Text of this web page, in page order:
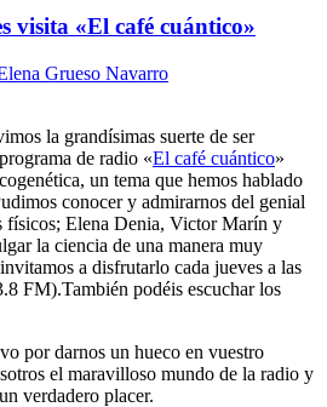
visita «El café cuántico»
Grueso Navarro
la grandísimas suerte de ser
de radio «El café cuántico»
un tema que hemos hablado
conocer y admirarnos del genial
físicos; Elena Denia, Victor Marín y
la ciencia de una manera muy
a disfrutarlo cada jueves a las
FM).También podéis escuchar los
por darnos un hueco en vuestro
el maravilloso mundo de la radio y
verdadero placer.